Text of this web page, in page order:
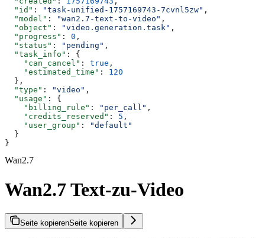
  "id"
: "task-unified-1757169743-7cvnl5zw" ,
  "model"
: "wan2.7-text-to-video" ,
  "object"
: "video.generation.task" ,
  "progress"
: 0 ,
  "status"
: "pending" ,
  "task_info"
: {
    "can_cancel"
: true ,
    "estimated_time"
: 120
  },
  "type"
: "video" ,
  "usage"
: {
    "billing_rule"
: "per_call" ,
    "credits_reserved"
: 5 ,
    "user_group"
:
"default"
  }
}
Wan2.7
Wan2.7 Text-zu-Video
Seite kopierenSeite kopieren